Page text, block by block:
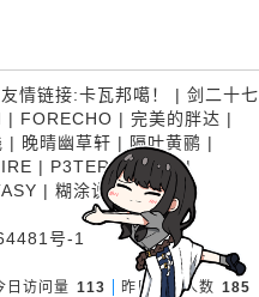
友情链接:卡瓦邦噶！ | 剑二十七
| FORECHO | 完美的胖达 |
| 晚晴幽草轩 | 隔叶黄鹂 |
| P3TERX ZONE|
| 糊涂说
号-1
日访问量 113 昨日访问人数 185